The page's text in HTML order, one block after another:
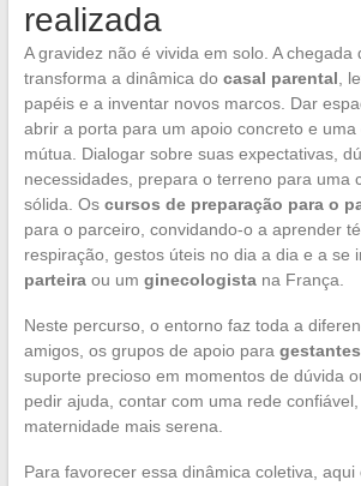
realizada
A gravidez não é vivida em solo. A chegada
transforma a dinâmica do casal parental ,
papéis e a inventar novos marcos. Dar
abrir a porta para um apoio concreto e uma
mútua. Dialogar sobre suas expectativas,
necessidades, prepara o terreno para uma
sólida. Os cursos de preparação para o
para o parceiro, convidando-o a aprender
respiração, gestos úteis no dia a dia e a se
parteiraou um ginecologistana França.
Neste percurso, o entorno faz toda a
amigos, os grupos de apoio para gestantes
suporte precioso em momentos de dúvida
pedir ajuda, contar com uma rede
maternidade mais serena.
Para favorecer essa dinâmica coletiva, aqui